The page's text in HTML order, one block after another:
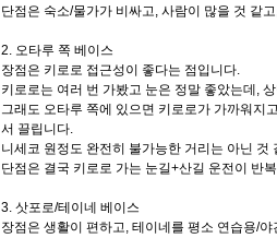
단점은 숙소/물가가 비싸고, 사람이 많을 것 같고
2. 오타루 쪽 베이스
장점은 키로로 접근성이 좋다는 점입니다.
키로로는 여러 번 가봤고 눈은 정말 좋았는데 ,
그래도 오타루 쪽에 있으면 키로로가 가까워지고
서 끌립니다.
니세코 원정도 완전히 불가능한 거리는 아닌 것
단점은 결국 키로로 가는 눈길+산길 운전이 반
3. 삿포로/테이네 베이스
장점은 생활이 편하고, 테이네를 평소 연습용/야